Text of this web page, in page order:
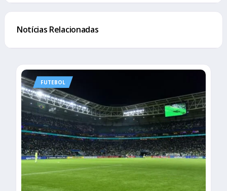
Notícias Relacionadas
FUTEBOL